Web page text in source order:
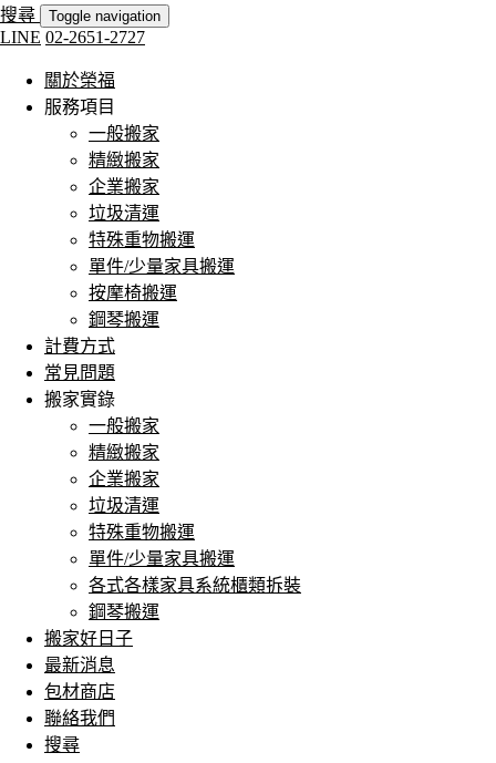
搜尋 Toggle navigation
LINE 02-2651-2727
關於榮福
服務項目
一般搬家
精緻搬家
企業搬家
垃圾清運
特殊重物搬運
單件/少量家具搬運
按摩椅搬運
鋼琴搬運
計費方式
常見問題
搬家實錄
一般搬家
精緻搬家
企業搬家
垃圾清運
特殊重物搬運
單件/少量家具搬運
各式各樣家具系統櫃類拆裝
鋼琴搬運
搬家好日子
最新消息
包材商店
聯絡我們
搜尋